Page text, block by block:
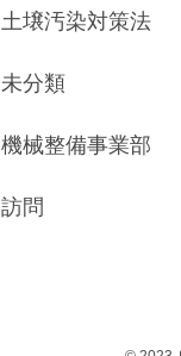
土壌汚染対策法
未分類
機械整備事業部
訪問